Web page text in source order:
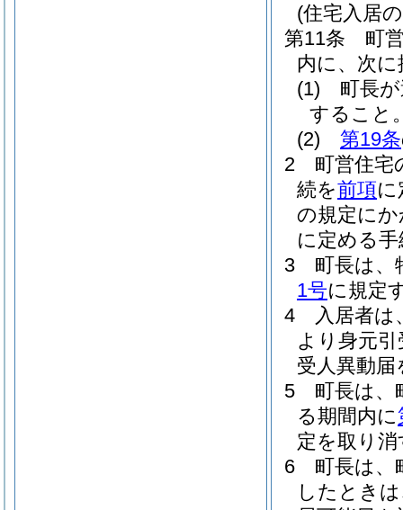
(住宅入居
第11条
町
内に、次
(1)
町長
すること
(2)
第19条
2
町営住宅
続を前項
の規定に
に定める
3
町長は、
1号に規定
4
入居者は
より身元
受人異動
5
町長は、
る期間内に
定を取り
6
町長は、
したとき